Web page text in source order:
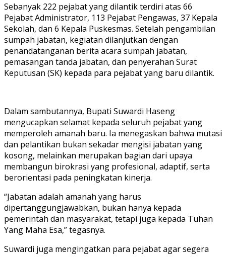
Sebanyak 222 pejabat yang dilantik terdiri atas 66
Pejabat Administrator, 113 Pejabat Pengawas, 37 Kepala
Sekolah, dan 6 Kepala Puskesmas. Setelah pengambilan
sumpah jabatan, kegiatan dilanjutkan dengan
penandatanganan berita acara sumpah jabatan,
pemasangan tanda jabatan, dan penyerahan Surat
Keputusan (SK) kepada para pejabat yang baru dilantik.
Dalam sambutannya, Bupati Suwardi Haseng
mengucapkan selamat kepada seluruh pejabat yang
memperoleh amanah baru. Ia menegaskan bahwa mutasi
dan pelantikan bukan sekadar mengisi jabatan yang
kosong, melainkan merupakan bagian dari upaya
membangun birokrasi yang profesional, adaptif, serta
berorientasi pada peningkatan kinerja.
“Jabatan adalah amanah yang harus
dipertanggungjawabkan, bukan hanya kepada
pemerintah dan masyarakat, tetapi juga kepada Tuhan
Yang Maha Esa,” tegasnya.
Suwardi juga mengingatkan para pejabat agar segera